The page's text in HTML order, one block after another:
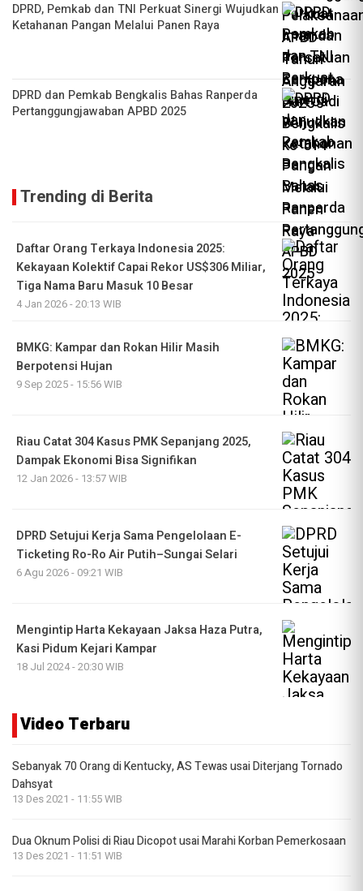
DPRD, Pemkab dan TNI Perkuat Sinergi Wujudkan
Ketahanan Pangan Melalui Panen Raya
DPRD dan Pemkab Bengkalis Bahas Ranperda
Pertanggungjawaban APBD 2025
Trending di Berita
Daftar Orang Terkaya Indonesia 2025:
Kekayaan Kolektif Capai Rekor US$306 Miliar,
Tiga Nama Baru Masuk 10 Besar
4 Jan 2026 - 20:13 WIB
BMKG: Kampar dan Rokan Hilir Masih
Berpotensi Hujan
9 Sep 2025 - 15:56 WIB
Riau Catat 304 Kasus PMK Sepanjang 2025,
Dampak Ekonomi Bisa Signifikan
12 Jan 2026 - 13:57 WIB
DPRD Setujui Kerja Sama Pengelolaan E-
Ticketing Ro-Ro Air Putih–Sungai Selari
6 Agu 2026 - 09:21 WIB
Mengintip Harta Kekayaan Jaksa Haza Putra,
Kasi Pidum Kejari Kampar
18 Jul 2024 - 20:30 WIB
Video Terbaru
Sebanyak 70 Orang di Kentucky, AS Tewas usai Diterjang Tornado
Dahsyat
13 Des 2021 - 11:55 WIB
Dua Oknum Polisi di Riau Dicopot usai Marahi Korban Pemerkosaan
13 Des 2021 - 11:51 WIB